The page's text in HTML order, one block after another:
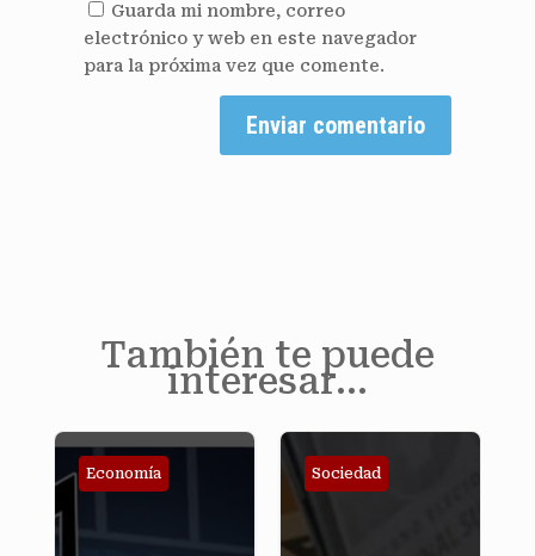
Guarda mi nombre, correo
electrónico y web en este navegador
para la próxima vez que comente.
Enviar comentario
También te puede
interesar…
Economía Sociedad